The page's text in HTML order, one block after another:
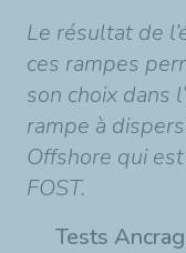
Le résultat de
ces rampes
son choix dans
rampe à
Offshore qui
FOST.
Tests